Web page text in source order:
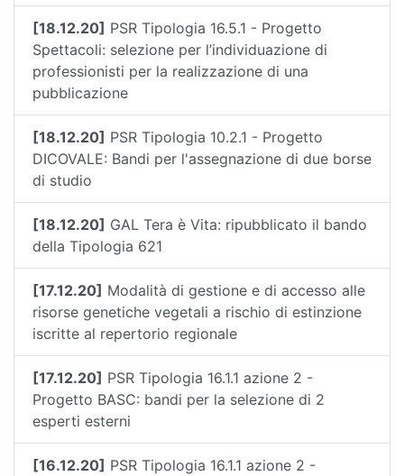
[18.12.20] PSR Tipologia 16.5.1 - Progetto
Spettacoli: selezione per l’individuazione di
professionisti per la realizzazione di una
pubblicazione
[18.12.20] PSR Tipologia 10.2.1 - Progetto
DICOVALE: Bandi per l'assegnazione di due borse
di studio
[18.12.20] GAL Tera è Vita: ripubblicato il bando
della Tipologia 621
[17.12.20] Modalità di gestione e di accesso alle
risorse genetiche vegetali a rischio di estinzione
iscritte al repertorio regionale
[17.12.20] PSR Tipologia 16.1.1 azione 2 -
Progetto BASC: bandi per la selezione di 2
esperti esterni
[16.12.20] PSR Tipologia 16.1.1 azione 2 -